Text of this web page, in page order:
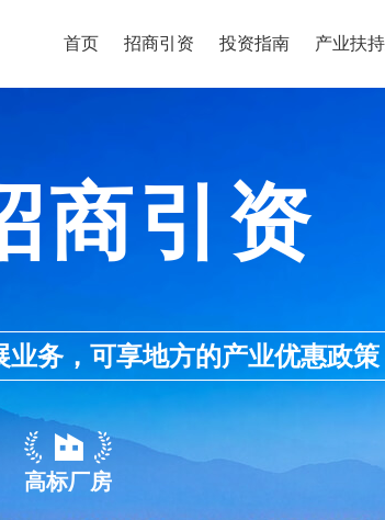
首页 招商引资 投资指南 产业扶
商引资
业务，可享地方的产业优惠政
高标厂房